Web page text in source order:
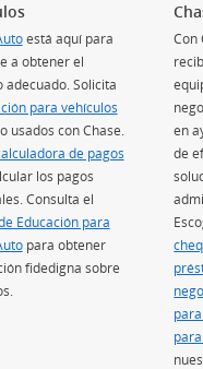
(Se abre en superposición)
está aquí para
a obtener el
adecuado. Solicita
para vehículos (Se abre en
usados con Chase.
de pagos (Se abre
los pagos
Consulta el
Educación para
(Se abre en superposición)
para obtener
fidedigna sobre
Con
en
de